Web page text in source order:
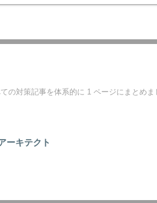
対策記事を体系的に 1 ページにまとめま
ーキテクト